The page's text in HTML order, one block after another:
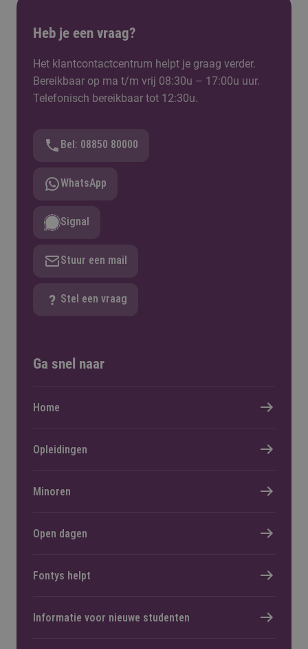
Heb je een vraag?
Het klantcontactcentrum helpt je graag verder.
Bereikbaar op ma t/m vrij 08:30u – 17:00u uur.
Telefonisch bereikbaar tot 12:30u.
Bel: 08850 80000
WhatsApp
Signal
Stuur een mail
Stel een vraag
Ga snel naar
Home
Opleidingen
Minoren
Open dagen
Fontys helpt
Informatie voor nieuwe studenten